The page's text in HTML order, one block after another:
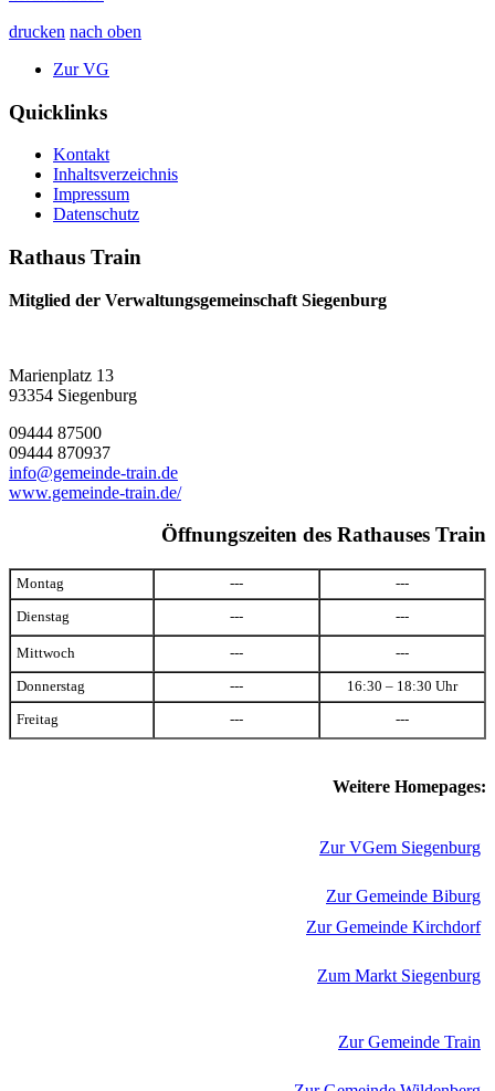
drucken nach oben
Zur VG
Quicklinks
Kontakt
Inhaltsverzeichnis
Impressum
Datenschutz
Rathaus Train
Mitglied der Verwaltungsgemeinschaft Siegenburg
Marienplatz 13
93354 Siegenburg
09444 87500
09444 870937
info@gemeinde-train.de
www.gemeinde-train.de/
Öffnungszeiten des Rathauses Train
Montag --- ---
Dienstag --- ---
Mittwoch --- ---
Donnerstag --- 16:30 – 18:30 Uhr
Freitag --- ---
Weitere Homepages:
Zur VGem Siegenburg
Zur Gemeinde Biburg
Zur Gemeinde Kirchdorf
Zum Markt Siegenburg
Zur Gemeinde Train